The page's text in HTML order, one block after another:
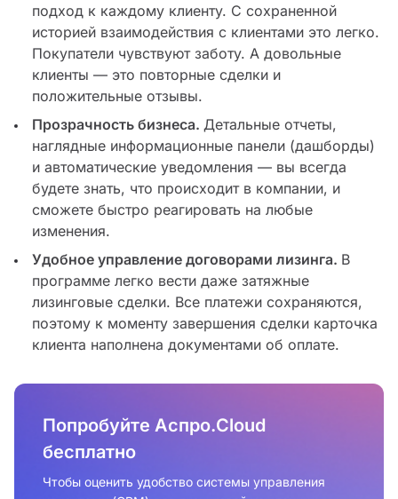
подход к каждому клиенту. С сохраненной
историей взаимодействия с клиентами это легко.
Покупатели чувствуют заботу. А довольные
клиенты — это повторные сделки и
положительные отзывы.
Прозрачность бизнеса. Детальные отчеты,
наглядные информационные панели (дашборды)
и автоматические уведомления — вы всегда
будете знать, что происходит в компании, и
сможете быстро реагировать на любые
изменения.
Удобное управление договорами лизинга. В
программе легко вести даже затяжные
лизинговые сделки. Все платежи сохраняются,
поэтому к моменту завершения сделки карточка
клиента наполнена документами об оплате.
Попробуйте Аспро.Cloud
бесплатно
Чтобы оценить удобство системы управления